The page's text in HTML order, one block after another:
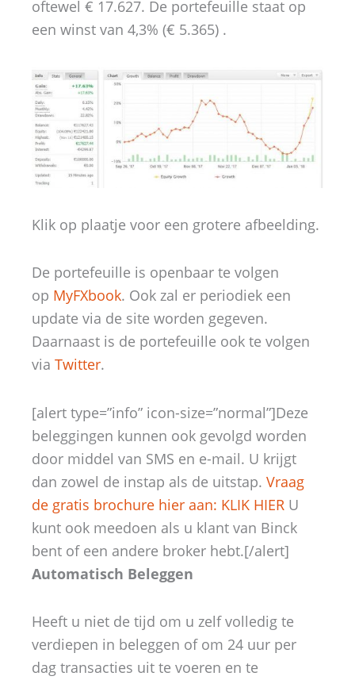
oftewel € 17.627. De portefeuille staat op
een winst van 4,3% (€ 5.365) .
Klik op plaatje voor een grotere afbeelding.
De portefeuille is openbaar te volgen
op MyFXbook. Ook zal er periodiek een
update via de site worden gegeven.
Daarnaast is de portefeuille ook te volgen
via Twitter.
[alert type=”info” icon-size=”normal”]Deze
beleggingen kunnen ook gevolgd worden
door middel van SMS en e-mail. U krijgt
dan zowel de instap als de uitstap. Vraag
de gratis brochure hier aan: KLIK HIER U
kunt ook meedoen als u klant van Binck
bent of een andere broker hebt.[/alert]
Automatisch Beleggen
Heeft u niet de tijd om u zelf volledig te
verdiepen in beleggen of om 24 uur per
dag transacties uit te voeren en te